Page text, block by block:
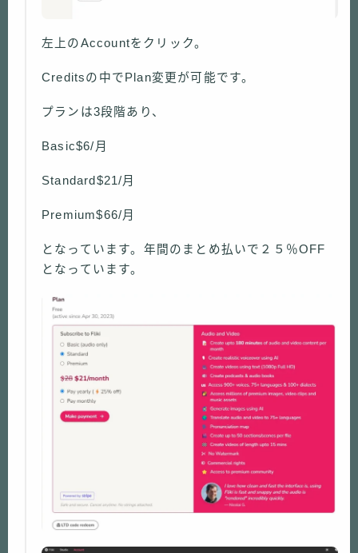
左上のAccountをクリック。
Creditsの中でPlan変更が可能です。
プランは3段階あり、
Basic$6/月
Standard$21/月
Premium$66/月
となっています。年間のまとめ払いで２５％OFF
となっています。